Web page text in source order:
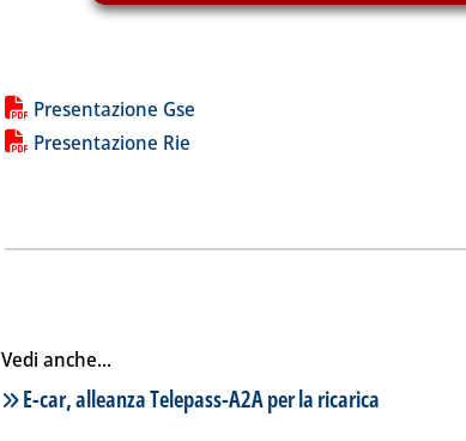
Lista allegati PDF alla notizia
Presentazione Gse
Presentazione Rie
Vedi anche...
Lista notizie correlate
E-car, alleanza Telepass-A2A per la ricarica